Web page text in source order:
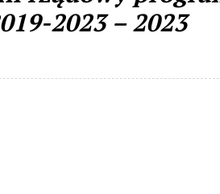
2023 – 2023